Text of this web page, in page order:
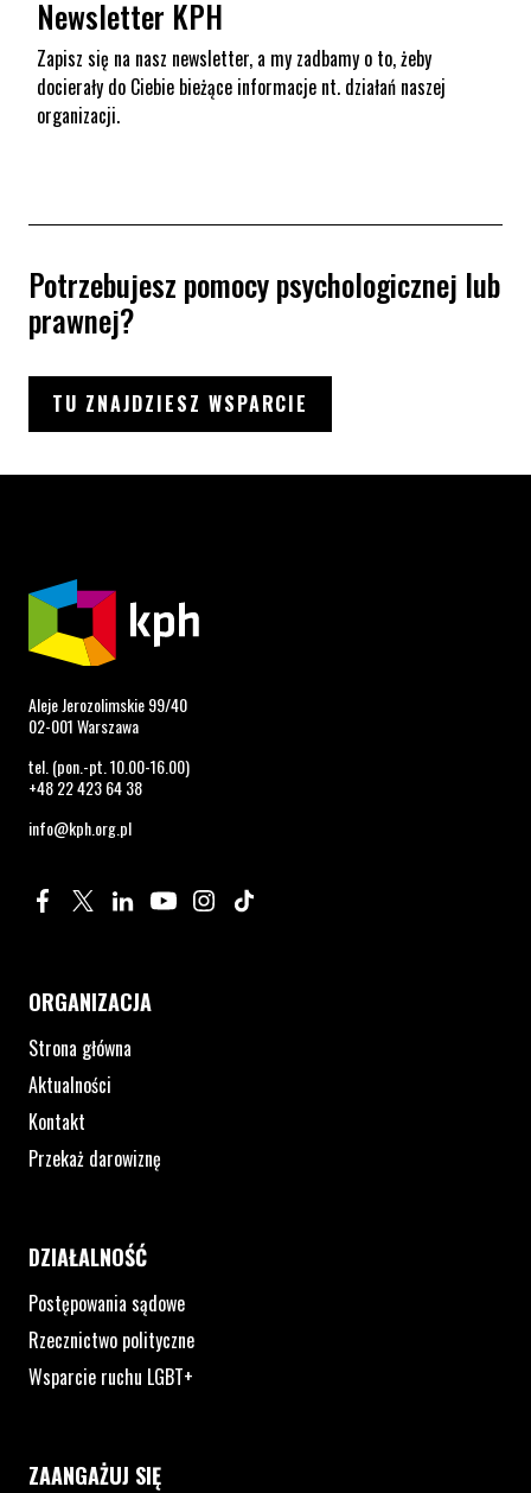
Newsletter KPH
Zapisz się na nasz newsletter, a my zadbamy o to, żeby
docierały do Ciebie bieżące informacje nt. działań naszej
organizacji.
Potrzebujesz pomocy psychologicznej lub
prawnej?
TU ZNAJDZIESZ WSPARCIE
Aleje Jerozolimskie 99/40
02-001 Warszawa
tel. (pon.-pt. 10.00-16.00)
+48 22 423 64 38
info@kph.org.pl
Profil na Facebook. Strona otwiera się w nowym oknie.
Profil na Twitter. Strona otwiera się w nowym oknie.
Profil na LinkedIn. Strona otwiera się w nowym oknie.
Profil na YouTube. Strona otwiera się w nowym
Profil na Instagram. Strona otwiera się
ORGANIZACJA
Strona główna
Aktualności
Kontakt
Przekaż darowiznę
DZIAŁALNOŚĆ
Postępowania sądowe
Rzecznictwo polityczne
Wsparcie ruchu LGBT+
ZAANGAŻUJ SIĘ